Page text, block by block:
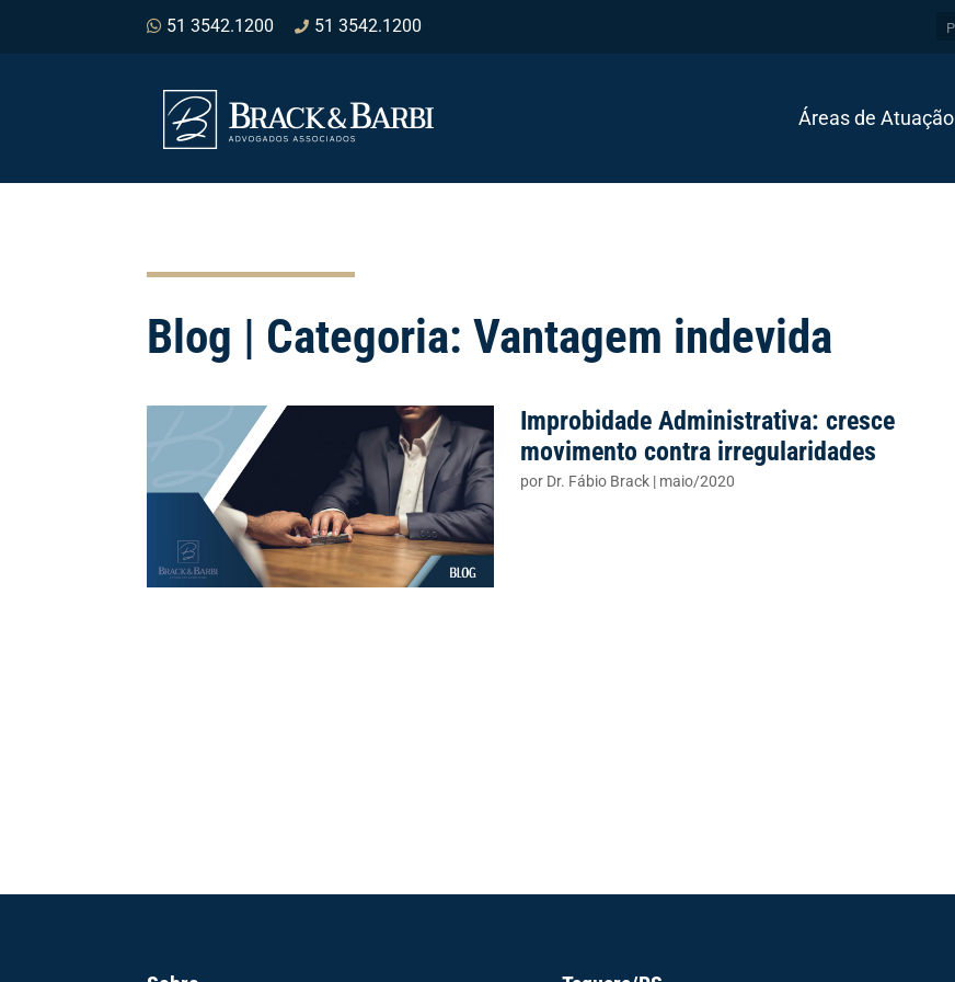
51 3542.1200 51 3542.1200
Áreas de Atuação
Blog | Categoria: Vantagem indevida
Improbidade Administrativa: cresce
movimento contra irregularidades
por Dr. Fábio Brack| maio/2020